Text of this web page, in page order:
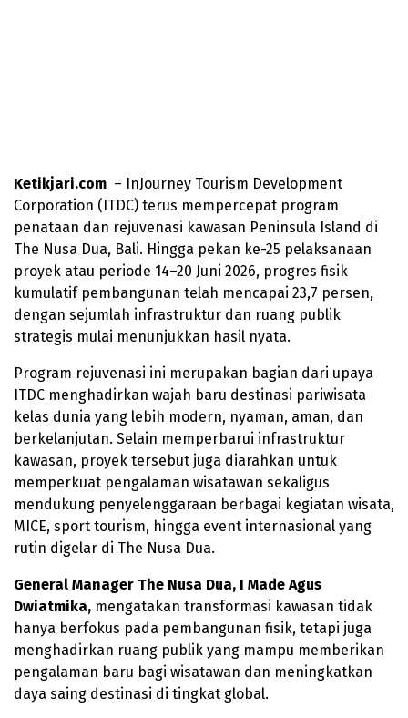
Ketikjari.com – InJourney Tourism Development
Corporation (ITDC) terus mempercepat program
penataan dan rejuvenasi kawasan Peninsula Island di
The Nusa Dua, Bali. Hingga pekan ke-25 pelaksanaan
proyek atau periode 14–20 Juni 2026, progres fisik
kumulatif pembangunan telah mencapai 23,7 persen,
dengan sejumlah infrastruktur dan ruang publik
strategis mulai menunjukkan hasil nyata.
Program rejuvenasi ini merupakan bagian dari upaya
ITDC menghadirkan wajah baru destinasi pariwisata
kelas dunia yang lebih modern, nyaman, aman, dan
berkelanjutan. Selain memperbarui infrastruktur
kawasan, proyek tersebut juga diarahkan untuk
memperkuat pengalaman wisatawan sekaligus
mendukung penyelenggaraan berbagai kegiatan wisata,
MICE, sport tourism, hingga event internasional yang
rutin digelar di The Nusa Dua.
General Manager The Nusa Dua, I Made Agus
Dwiatmika, mengatakan transformasi kawasan tidak
hanya berfokus pada pembangunan fisik, tetapi juga
menghadirkan ruang publik yang mampu memberikan
pengalaman baru bagi wisatawan dan meningkatkan
daya saing destinasi di tingkat global.